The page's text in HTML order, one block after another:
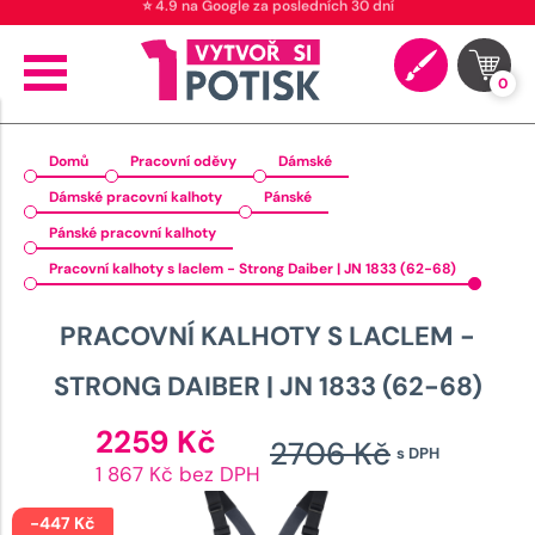
⭐ 4.9 na Google za posledních 30 dní
0
Domů Pracovní oděvy
Dámské
Dámské pracovní kalhoty
Pánské
Pánské pracovní kalhoty
Pracovní kalhoty s laclem - Strong Daiber | JN 1833 (62-68)
PRACOVNÍ KALHOTY S LACLEM -
STRONG DAIBER | JN 1833 (62-68)
s DPH
2706Kč
2259 Kč cena
je:
2259 Kč.
1 867 Kč bez DPH
-447 Kč